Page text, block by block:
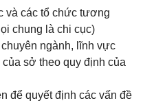
và các tổ chức tương
chung là chi cục)
ngành, lĩnh vực
sở theo quy định của
để quyết định các vấn đề